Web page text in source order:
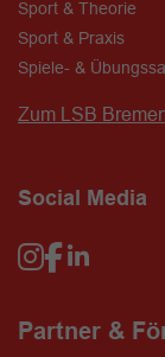
Sport & Theorie
Sport & Praxis
Spiele- &
Zum LSB
Social Media
Partner &